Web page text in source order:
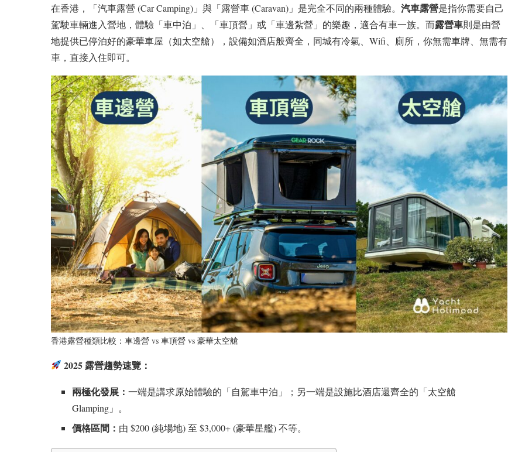
在香港，「汽車露營 (Car Camping)」與「露營車 (Caravan)」是完全不同的兩種體驗。 汽車露營是指你需要自己
駕駛車輛進入營地，體驗「車中泊」、「車頂營」或「車邊紮營」的樂趣，適合有車一族。而露營車則是由營
地提供已停泊好的豪華車屋（如太空艙），設備如酒店般齊全，同城有冷氣、Wifi、廁所，你無需車牌、無需有
車，直接入住即可。
香港露營種類比較：車邊營 vs 車頂營 vs 豪華太空艙
2025 露營趨勢速覽：
兩極化發展： 一端是講求原始體驗的「自駕車中泊」；另一端是設施比酒店還齊全的「太空艙
Glamping」。
價格區間： 由 $200 (純場地) 至 $3,000+ (豪華星艦) 不等。